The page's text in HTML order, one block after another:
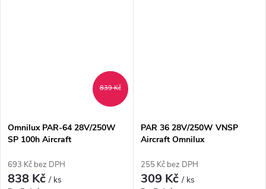
839 Kč
Omnilux PAR-64 28V/250W
SP 100h Aircraft
693 Kč bez DPH
838 Kč/ ks
PAR 36 28V/250W VNSP
Aircraft Omnilux
255 Kč bez DPH
309 Kč/ ks